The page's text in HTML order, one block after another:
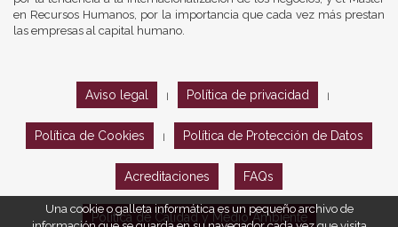
en Recursos Humanos, por la importancia que cada vez más prestan
las empresas al capital humano.
Aviso legal Política de privacidad
Política de Cookies Política de Protección de Datos
Acreditaciones FAQs
Política de Calidad y Medio Ambiente
Una cookie o galleta informática es un pequeño archivo de